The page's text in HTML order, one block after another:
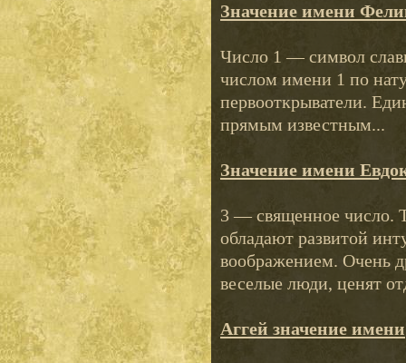
Значение имени
Число 1 — символ
числом имени 1 по
первооткрыватели.
прямым известным...
Значение имени
3 — священное число.
обладают развитой
воображением. Очень
веселые люди, ценят
Аггей значение имени